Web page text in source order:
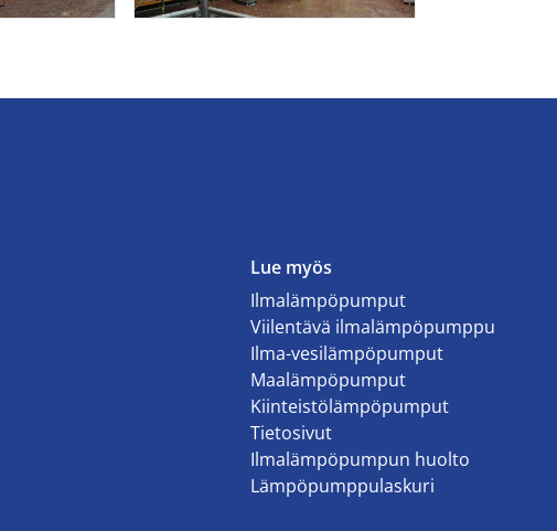
Lue myös
Ilmalämpöpumput
Viilentävä ilmalämpöpumppu
Ilma-vesilämpöpumput
Maalämpöpumput
Kiinteistölämpöpumput
Tietosivut
Ilmalämpöpumpun huolto
Lämpöpumppulaskuri